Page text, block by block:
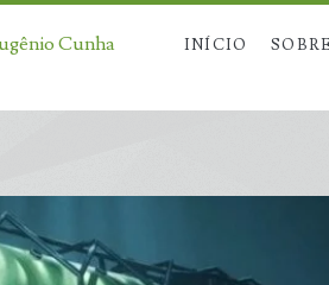
Cunha INÍCIO